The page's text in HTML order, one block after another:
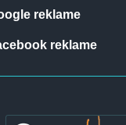
reklame
reklame